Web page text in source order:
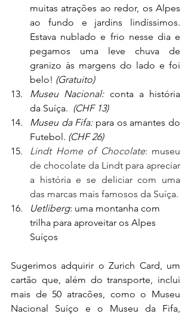
muitas atrações ao redor, os Alpes
ao fundo e jardins lindíssimos.
Estava nublado e frio nesse dia e
pegamos uma leve chuva de
granizo às margens do lado e foi
belo! (Gratuito)
Museu Nacional: conta a história
da Suíça. (CHF 13)
Museu da Fifa: para os amantes do
Futebol. (CHF 26)
Lindt Home of Chocolate: museu
de chocolate da Lindt para apreciar
a história e se deliciar com uma
Uetliberg: uma montanha com
trilha para aproveitar os Alpes
Suíços
Sugerimos adquirir o Zurich Card, um
cartão que, além do transporte, inclui
mais de 50 atracões, como o Museu
Nacional Suíço e o Museu da Fifa,